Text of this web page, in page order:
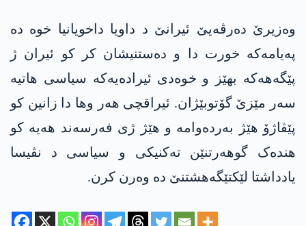
وەزیرێ دەرڤەیێ ئیرانێ د داویا داخویانیا خوە دە
پەیامەکە خورت دا و دەستنیشان کر کو ئیران ژ
پێگەھەکە بھێز و خوەدی ئیرادەیەکە سیاسی ھاتیە
سەر مێزێ گۆتوبێژان. ئیراقچی ھەر وھا دا زانین کو
پێڤاژۆ هێژ بەردەوامە و هێژ ژی فەرسەند ھەیە کو
ھندەک گوھەرتنێن تەکنیکی و سیاسی د نڤیسا
یادداشتا لێکتێگەھشتنێ دە وەرن کرن.